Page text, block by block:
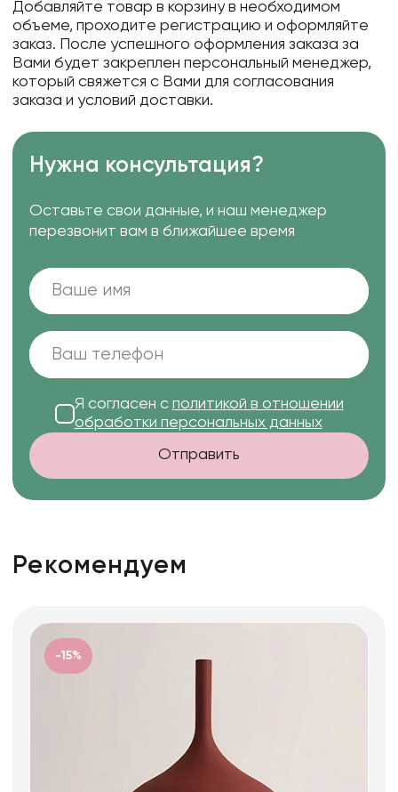
Добавляйте товар в корзину в необходимом
объеме, проходите регистрацию и оформляйте
заказ. После успешного оформления заказа за
Вами будет закреплен персональный менеджер,
который свяжется с Вами для согласования
заказа и условий доставки.
Нужна консультация?
Оставьте свои данные, и наш менеджер
перезвонит вам в ближайшее время
Я согласен с политикой в отношении
обработки персональных данных
Отправить
Рекомендуем
-15%